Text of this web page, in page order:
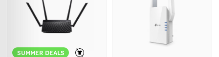
SUMMER DEALS